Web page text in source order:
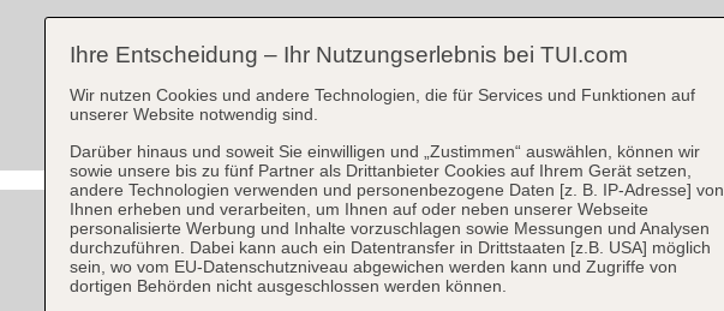
Ihre Entscheidung – Ihr Nutzungserlebnis bei TUI.com
Wir nutzen Cookies und andere Technologien, die für Services und Funktionen auf
unserer Website notwendig sind.
Darüber hinaus und soweit Sie einwilligen und „Zustimmen“ auswählen, können wir
sowie unsere bis zu fünf Partner als Drittanbieter Cookies auf Ihrem Gerät setzen,
andere Technologien verwenden und personenbezogene Daten [z. B. IP-Adresse] von
Ihnen erheben und verarbeiten, um Ihnen auf oder neben unserer Webseite
personalisierte Werbung und Inhalte vorzuschlagen sowie Messungen und Analysen
durchzuführen. Dabei kann auch ein Datentransfer in Drittstaaten [z.B. USA] möglich
sein, wo vom EU-Datenschutzniveau abgewichen werden kann und Zugriffe von
dortigen Behörden nicht ausgeschlossen werden können.